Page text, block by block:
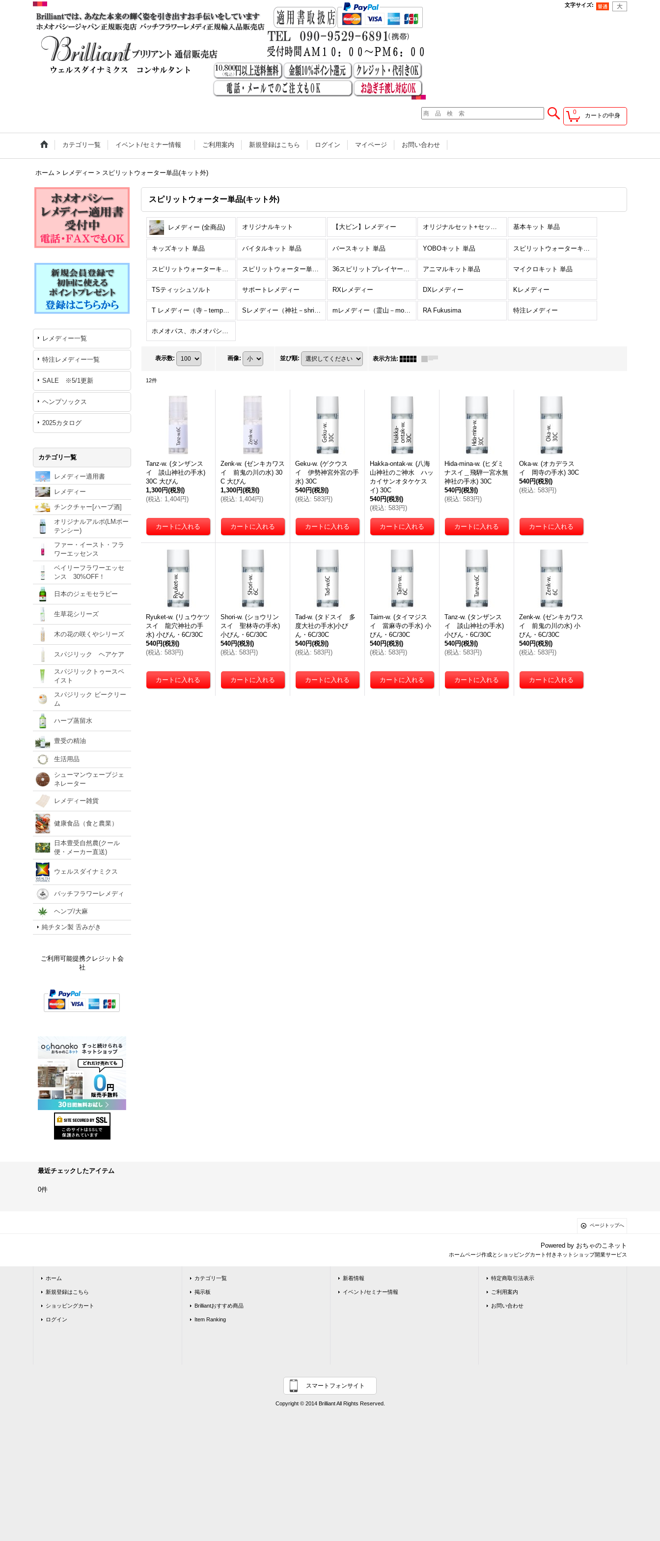
文字サイズ:
0 カートの中身
カテゴリ一覧 イベント/セミナー情報 ご利用案内 新規登録はこちら ログイン マイページ お問い合わせ
ホーム > レメディー > スピリットウォーター単品(キット外)
レメディー一覧
特注レメディー一覧
SALE ※5/1更新
ヘンプソックス
2025カタログ
カテゴリ一覧
レメディー適用書
レメディー
チンクチャー[ハーブ酒]
オリジナルアルポ(LMポー
テンシー)
ファー・イースト・フラ
ワーエッセンス
ベイリーフラワーエッセ
ンス 30%OFF！
日本のジェモセラピー
生草花シリーズ
木の花の咲くやシリーズ
スパジリック ヘアケア
スパジリックトゥースペ
イスト
スパジリック ビークリー
ム
ハーブ蒸留水
豊受の精油
生活用品
シューマンウェーブジェ
ネレーター
レメディー雑貨
健康食品（食と農業）
日本豊受自然農(クール
便・メーカー直送)
ウェルスダイナミクス
バッチフラワーレメディ
ヘンプ/大麻
純チタン製 舌みがき
ご利用可能提携クレジット会
社
スピリットウォーター単品(キット外)
レメディー (全商品) オリジナルキット 【大ビン】レメディー オリジナルセット+セット単品 基本キット 単品
キッズキット 単品 バイタルキット 単品 バースキット 単品 YOBOキット 単品 スピリットウォーターキット 単品
スピリットウォーターキット II 単品 スピリットウォーター単品(キット外) 36スピリットプレイヤーキットI 単品 アニマルキット単品 マイクロキット 単品
TSティッシュソルト サポートレメディー RXレメディー DXレメディー Kレメディー
T レメディー（寺－temple－） Sレメディー（神社－shrine－） mレメディー（霊山－mountain－） RA Fukusima 特注レメディー
ホメオパス、ホメオパシー学生限定
表示数: 画像: 並び順: 表示方法:
12件
Tanz-w. (タンザンス
イ 談山神社の手水)
30C 大びん
1,300円(税別)
(税込: 1,404円)
Zenk-w. (ゼンキカワス
イ 前鬼の川の水) 30
C 大びん
1,300円(税別)
(税込: 1,404円)
Geku-w. (ゲクウス
イ 伊勢神宮外宮の手
水) 30C
540円(税別)
(税込: 583円)
Hakka-ontak-w. (八海
山神社のご神水 ハッ
カイサンオタケケス
イ) 30C
540円(税別)
(税込: 583円)
Hida-mina-w. (ヒダミ
ナスイ＿飛騨一宮水無
神社の手水) 30C
540円(税別)
(税込: 583円)
Oka-w. (オカデラス
イ 岡寺の手水) 30C
540円(税別)
(税込: 583円)
Ryuket-w. (リュウケツ
スイ 龍穴神社の手
水) 小びん・6C/30C
540円(税別)
(税込: 583円)
Shori-w. (ショウリン
スイ 聖林寺の手水)
小びん・6C/30C
540円(税別)
(税込: 583円)
Tad-w. (タドスイ 多
度大社の手水)小び
ん・6C/30C
540円(税別)
(税込: 583円)
Taim-w. (タイマジス
イ 當麻寺の手水) 小
びん・6C/30C
540円(税別)
(税込: 583円)
Tanz-w. (タンザンス
イ 談山神社の手水)
小びん・6C/30C
540円(税別)
(税込: 583円)
Zenk-w. (ゼンキカワス
イ 前鬼の川の水) 小
びん・6C/30C
540円(税別)
(税込: 583円)
最近チェックしたアイテム
0件
ページトップへ
Powered by おちゃのこネット
ホームページ作成とショッピングカート付きネットショップ開業サービス
ホーム
新規登録はこちら
ショッピングカート
ログイン
カテゴリ一覧
掲示板
Brilliantおすすめ商品
Item Ranking
新着情報
イベント/セミナー情報
特定商取引法表示
ご利用案内
お問い合わせ
スマートフォンサイト
Copyright © 2014 Brilliant All Rights Reserved.